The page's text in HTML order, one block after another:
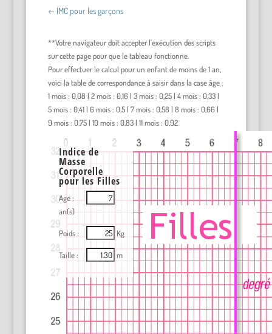
← IMC pour les garçons
**Votre navigateur doit accepter l’exécution des scripts
sur cette page pour que le tableau fonctionne.
Pour effectuer le calcul pour un enfant de moins de 1 an,
voici la table de correspondance à saisir dans la case âge :
1 mois : 0,08 | 2 mois : 0,16 | 3 mois : 0,25 | 4 mois : 0,33 |
5 mois : 0,41 | 6 mois : 0,5 | 7 mois : 0,58 | 8 mois : 0,66 |
9 mois : 0,75 | 10 mois : 0,83 | 11 mois : 0,92
Indice de
Masse
Corporelle
pour les Filles
Age :
an(s)
Poids : Kg
Taille : m